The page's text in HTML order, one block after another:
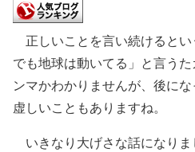
正しいことを言い続けると
でも地球は動いてる」と言う
ンマかわかりませんが、後にな
虚しいこともありますね。
いきなり大げさな話になり